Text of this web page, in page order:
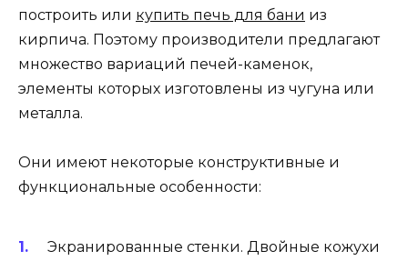
построить или купить печь для бани из
кирпича. Поэтому производители предлагают
множество вариаций печей-каменок,
элементы которых изготовлены из чугуна или
металла.
Они имеют некоторые конструктивные и
функциональные особенности:
Экранированные стенки. Двойные кожухи